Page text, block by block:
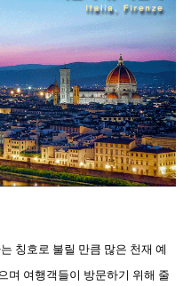
칭호로 불릴 만큼 많은 천재 예
며 여행객들이 방문하기 위해 줄